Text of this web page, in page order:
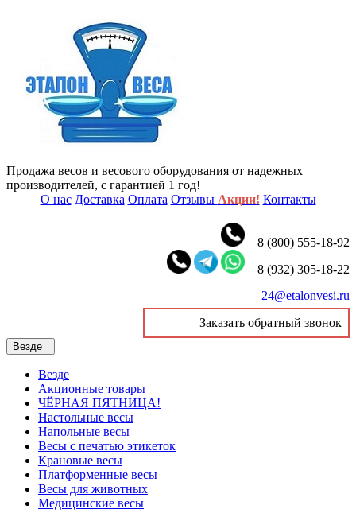
Продажа весов и весового оборудования от надежных
производителей, с гарантией 1 год!
О нас Доставка Оплата Отзывы Акции! Контакты
8 (800) 555-18-92
8 (932) 305-18-22
24@etalonvesi.ru
Заказать обратный звонок
Везде
Везде
Акционные товары
ЧЁРНАЯ ПЯТНИЦА!
Настольные весы
Напольные весы
Весы с печатью этикеток
Крановые весы
Платформенные весы
Весы для животных
Медицинские весы